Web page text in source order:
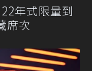
年式限量到
席次